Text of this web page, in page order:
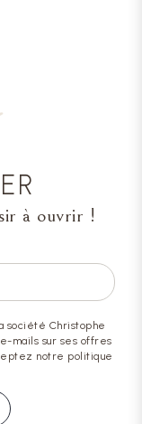
à ouvrir !
société Christophe
mails sur ses offres
notre politique